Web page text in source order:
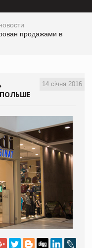
продажами в
14 січня 2016